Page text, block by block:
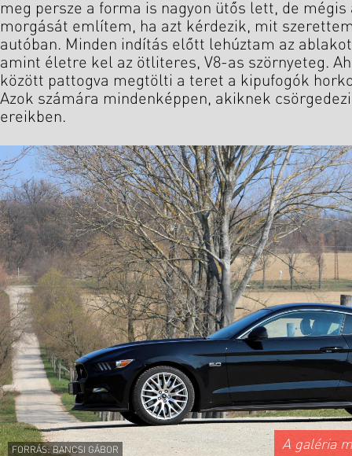
meg persze a forma is nagyon ütős lett, de mégis
morgását említem, ha azt kérdezik, mit
autóban. Minden indítás előtt lehúztam az
amint életre kel az ötliteres, V8-as szörnyeteg.
között pattogva megtölti a teret a kipufogók
Azok számára mindenképpen, akiknek
ereikben.
FORRÁS: BANCSI GÁBOR A galéria